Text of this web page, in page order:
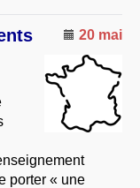
20 mai
porter « une